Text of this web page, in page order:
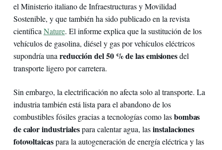
el Ministerio italiano de Infraestructuras y Movilidad
Sostenible, y que también ha sido publicado en la revista
científica Nature. El informe explica que la sustitución de los
vehículos de gasolina, diésel y gas por vehículos eléctricos
supondría una reducción del 50 % de las emisionesdel
transporte ligero por carretera.
Sin embargo, la electrificación no afecta solo al transporte. La
industria también está lista para el abandono de los
combustibles fósiles gracias a tecnologías como lasbombas
de calor industrialespara calentar agua, lasinstalaciones
fotovoltaicaspara la autogeneración de energía eléctrica y las